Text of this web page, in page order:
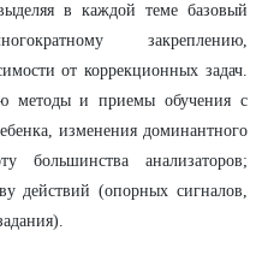
в каждой теме базовый
закреплению,
от коррекционных задач.
методы и приемы обучения с
изменения доминантного
большинства анализаторов;
действий (опорных сигналов,